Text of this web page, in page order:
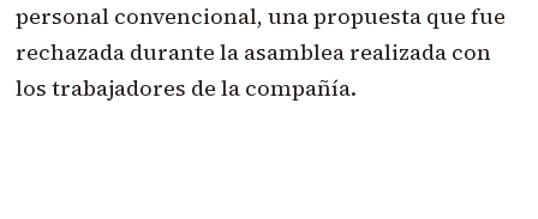
personal convencional, una propuesta que fue
rechazada durante la asamblea realizada con
los trabajadores de la compañía.